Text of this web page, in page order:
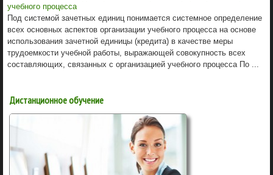
учебного процесса
Под системой зачетных единиц понимается системное определение
всех основных аспектов организации учебного процесса на основе
использования зачетной единицы (кредита) в качестве меры
трудоемкости учебной работы, выражающей совокупность всех
составляющих, связанных с организацией учебного процесса По ...
Дистанционное обучение